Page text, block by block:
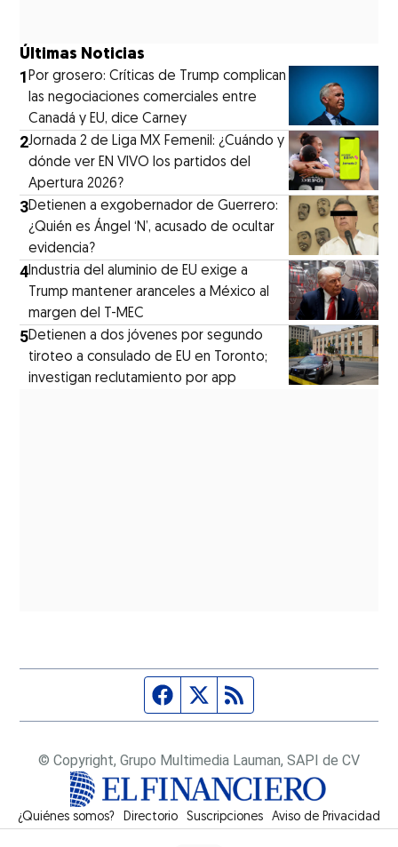
Últimas Noticias
1Por grosero: Críticas de Trump complican
las negociaciones comerciales entre
Canadá y EU, dice Carney
2Jornada 2 de Liga MX Femenil: ¿Cuándo y
dónde ver EN VIVO los partidos del
Apertura 2026?
3Detienen a exgobernador de Guerrero:
¿Quién es Ángel ‘N’, acusado de ocultar
evidencia?
4Industria del aluminio de EU exige a
Trump mantener aranceles a México al
margen del T-MEC
5Detienen a dos jóvenes por segundo
tiroteo a consulado de EU en Toronto;
investigan reclutamiento por app
Página de Facebook
Fuente Twitter
© Copyright, Grupo Multimedia Lauman, SAPI de CV
¿Quiénes somos? Directorio Suscripciones Opens in new window
Aviso de Privacidad